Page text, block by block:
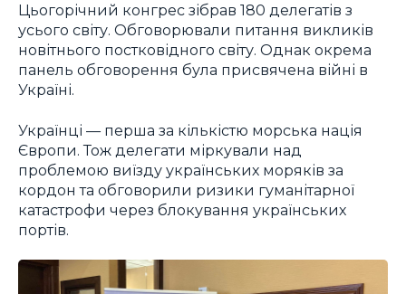
Цьогорічний конгрес зібрав 180 делегатів з
усього світу. Обговорювали питання викликів
новітнього постковідного світу. Однак окрема
панель обговорення була присвячена війні в
Україні.
Українці — перша за кількістю морська нація
Європи. Тож делегати міркували над
проблемою виїзду українських моряків за
кордон та обговорили ризики гуманітарної
катастрофи через блокування українських
портів.